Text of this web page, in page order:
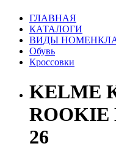
ГЛАВНАЯ
КАТАЛОГИ
ВИДЫ
Обувь
Кроссовки
KELME
ROOKIE
26